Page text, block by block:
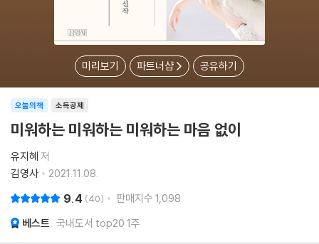
미리보기 파트너샵 공유하기
소득공제
오늘의책
미워하는 미워하는 미워하는 마음 없이
유지혜 저
김영사
2021.11.08.
9.4 40 판매지수 1,098
베스트 국내도서 top20 1주